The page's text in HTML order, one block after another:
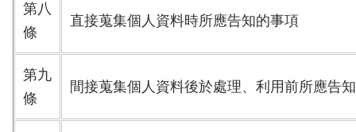
第八
條
直接蒐集個人資料時所應告知的事項
第九
條
間接蒐集個人資料後於處理、利用前所應告